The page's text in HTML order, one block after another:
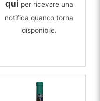
qui per ricevere una
notifica quando torna
disponibile.